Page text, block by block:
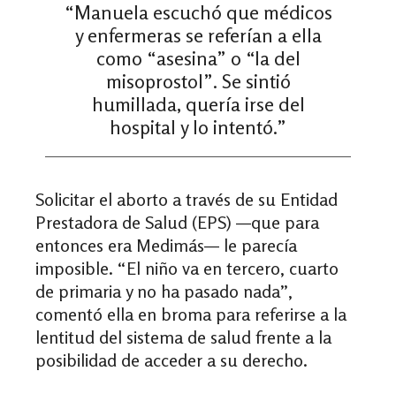
“Manuela escuchó que médicos
y enfermeras se referían a ella
como “asesina” o “la del
misoprostol”. Se sintió
humillada, quería irse del
hospital y lo intentó.”
Solicitar el aborto a través de su Entidad
Prestadora de Salud (EPS) —que para
entonces era Medimás— le parecía
imposible. “El niño va en tercero, cuarto
de primaria y no ha pasado nada”,
comentó ella en broma para referirse a la
lentitud del sistema de salud frente a la
posibilidad de acceder a su derecho.